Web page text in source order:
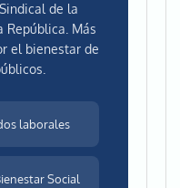
de la
República. Más
el bienestar de
laborales
Social